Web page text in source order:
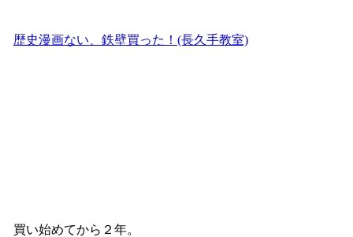
歴史漫画ない、鉄壁買った！(長久手教室)
買い始めてから２年。